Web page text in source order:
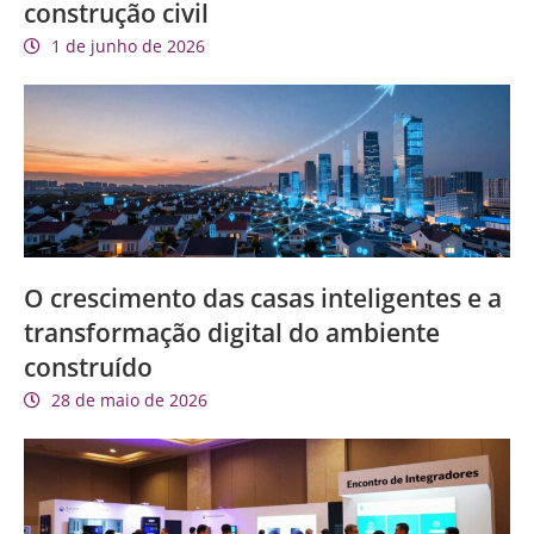
construção civil
1 de junho de 2026
O crescimento das casas inteligentes e a
transformação digital do ambiente
construído
28 de maio de 2026